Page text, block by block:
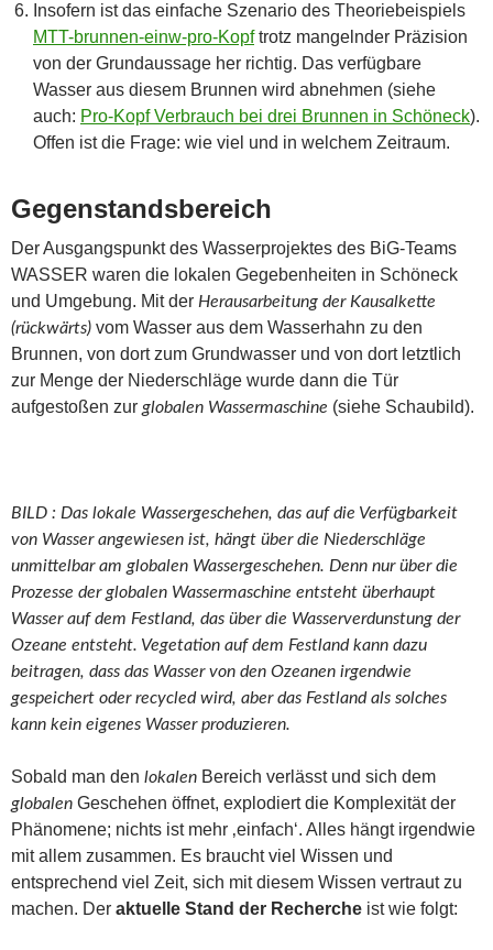
Insofern ist das einfache Szenario des Theoriebeispiels
MTT-brunnen-einw-pro-Kopftrotz mangelnder Präzision
von der Grundaussage her richtig. Das verfügbare
Wasser aus diesem Brunnen wird abnehmen (siehe
auch: Pro-Kopf Verbrauch bei drei Brunnen in Schöneck).
Offen ist die Frage: wie viel und in welchem Zeitraum.
Gegenstandsbereich
Der Ausgangspunkt des Wasserprojektes des BiG-Teams
WASSER waren die lokalen Gegebenheiten in Schöneck
und Umgebung. Mit der Herausarbeitung der Kausalkette
(rückwärts) vom Wasser aus dem Wasserhahn zu den
Brunnen, von dort zum Grundwasser und von dort letztlich
zur Menge der Niederschläge wurde dann die Tür
aufgestoßen zur globalen Wassermaschine (siehe Schaubild).
BILD : Das lokale Wassergeschehen, das auf die Verfügbarkeit
von Wasser angewiesen ist, hängt über die Niederschläge
unmittelbar am globalen Wassergeschehen. Denn nur über die
Prozesse der globalen Wassermaschine entsteht überhaupt
Wasser auf dem Festland, das über die Wasserverdunstung der
Ozeane entsteht. Vegetation auf dem Festland kann dazu
beitragen, dass das Wasser von den Ozeanen irgendwie
gespeichert oder recycled wird, aber das Festland als solches
kann kein eigenes Wasser produzieren.
Sobald man den lokalen Bereich verlässt und sich dem
globalen Geschehen öffnet, explodiert die Komplexität der
Phänomene; nichts ist mehr ‚einfach‘. Alles hängt irgendwie
mit allem zusammen. Es braucht viel Wissen und
entsprechend viel Zeit, sich mit diesem Wissen vertraut zu
machen. Der aktuelle Stand der Recherche ist wie folgt: